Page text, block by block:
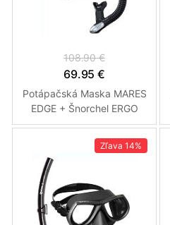
108.90 €
69.95 €
Potápačská Maska MARES
EDGE + Šnorchel ERGO
SPLASH Černá / Bílá
Zľava 14%